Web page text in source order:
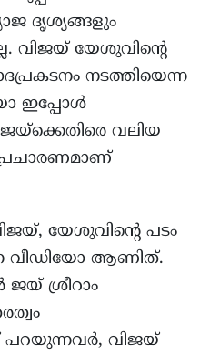
ദൃശ്യങ്ങളും
വിജയ്‌ യേശുവിന്റെ
നടത്തിയെന്ന
ഇപ്പോൾ
വലിയ
യേശുവിൻ്റെ പടം
വീഡിയോ ആണിത്.
ശ്രീറാം
വിജയ്